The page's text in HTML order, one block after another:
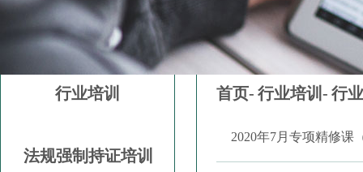
行业培训
法规强制持证培训
首页- 行业培训- 行
2020年7月专项精修课